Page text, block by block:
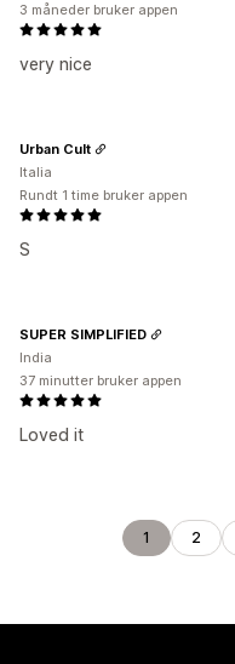
very nice
3 måneder bruker appen
S
Urban Cult
Italia
Rundt 1 time bruker appen
Loved it
SUPER SIMPLIFIED
India
37 minutter bruker appen
1 2